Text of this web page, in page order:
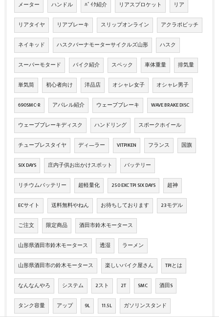
メーター ハンドル ﾊﾞｲｸ紹介 リアスプロケット リア
リアタイヤ リアブレーキ スリップオンライン アクラポビッチ
ネイキッド ハスクバーナモーターサイクルズ山形 ハスク
スーパーモタード バイク紹介 スペック 車体重量 排気量
単気筒 初心者向け 洋品店 オシャレ女子 オシャレ男子
690SMC-R アパレル紹介 ウェーブブレーキ WAVE BRAKE DISC
ウェーブブレーキディスク ハンドリング スポークホイール
チューブレスタイヤ ディ―ラー VITPIKEN フランス 国旗
SIX DAYS 庄内子供お出かけスポット バッテリー
リチウムバッテリー 超軽量化 250 EXC TPI SIX DAYS 超神
ECサイト 送料無料やねん お待ちしております 23モデル
ご注文 限定商品 酒田市鈴木モータース
山形県酒田市鈴木モータース 透湿 ラーメン
山形県酒田市の鈴木モータース 楽しいバイク屋さん TPIとは
なんなんやろ システム 2スト 2T SMC 酒田S
タンク容量 アップ 9L 11.5L ガソリンスタンド